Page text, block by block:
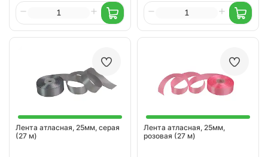
Лента атласная, 25мм, серая
(27 м)
Лента атласная, 25мм,
розовая (27 м)